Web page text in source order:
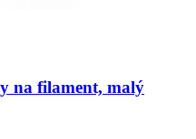
na filament, malý